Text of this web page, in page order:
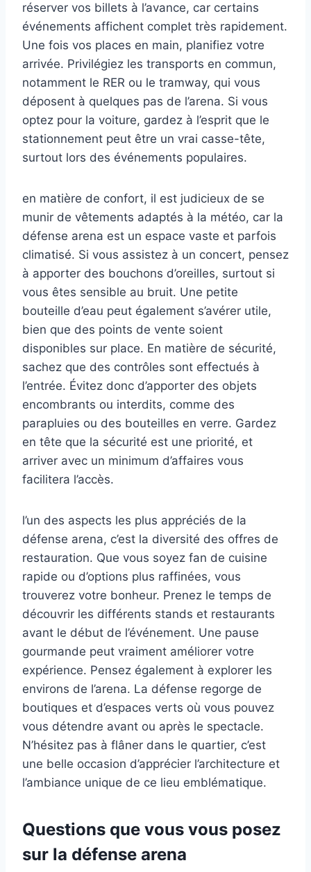
réserver vos billets à l’avance, car certains
événements affichent complet très rapidement.
Une fois vos places en main, planifiez votre
arrivée. Privilégiez les transports en commun,
notamment le RER ou le tramway, qui vous
déposent à quelques pas de l’arena. Si vous
optez pour la voiture, gardez à l’esprit que le
stationnement peut être un vrai casse-tête,
surtout lors des événements populaires.
en matière de confort, il est judicieux de se
munir de vêtements adaptés à la météo, car la
défense arena est un espace vaste et parfois
climatisé. Si vous assistez à un concert, pensez
à apporter des bouchons d’oreilles, surtout si
vous êtes sensible au bruit. Une petite
bouteille d’eau peut également s’avérer utile,
bien que des points de vente soient
disponibles sur place. En matière de sécurité,
sachez que des contrôles sont effectués à
l’entrée. Évitez donc d’apporter des objets
encombrants ou interdits, comme des
parapluies ou des bouteilles en verre. Gardez
en tête que la sécurité est une priorité, et
arriver avec un minimum d’affaires vous
facilitera l’accès.
l’un des aspects les plus appréciés de la
défense arena, c’est la diversité des offres de
restauration. Que vous soyez fan de cuisine
rapide ou d’options plus raffinées, vous
trouverez votre bonheur. Prenez le temps de
découvrir les différents stands et restaurants
avant le début de l’événement. Une pause
gourmande peut vraiment améliorer votre
expérience. Pensez également à explorer les
environs de l’arena. La défense regorge de
boutiques et d’espaces verts où vous pouvez
vous détendre avant ou après le spectacle.
N’hésitez pas à flâner dans le quartier, c’est
une belle occasion d’apprécier l’architecture et
l’ambiance unique de ce lieu emblématique.
Questions que vous vous posez
sur la défense arena